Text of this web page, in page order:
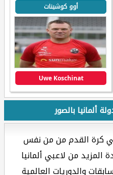
أوو كوشينات
Uwe Koschinat
ألمانيا بالصور
كرة القدم من من نفس
المزيد من لاعبي ألمانيا
والدوريات العالمية